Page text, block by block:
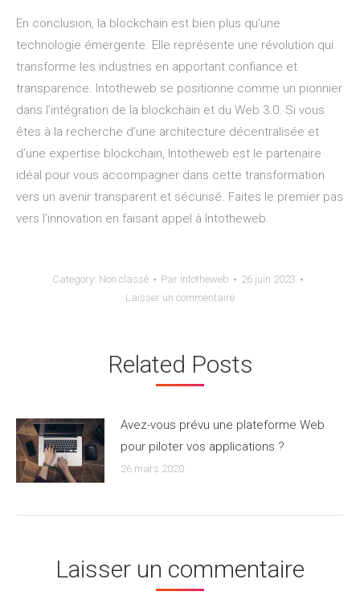
En conclusion, la blockchain est bien plus qu’une
technologie émergente. Elle représente une révolution qui
transforme les industries en apportant confiance et
transparence. Intotheweb se positionne comme un pionnier
dans l’intégration de la blockchain et du Web 3.0. Si vous
êtes à la recherche d’une architecture décentralisée et
d’une expertise blockchain, Intotheweb est le partenaire
idéal pour vous accompagner dans cette transformation
vers un avenir transparent et sécurisé. Faites le premier pas
vers l’innovation en faisant appel à Intotheweb.
Category: Non classé Par intotheweb
26 juin 2023
Laisser un commentaire
Related Posts
Avez-vous prévu une plateforme Web
pour piloter vos applications ?
26 mars 2020
Laisser un commentaire